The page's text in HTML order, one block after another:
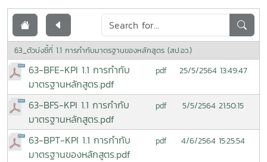
63_ตัวบ่งชี้ที่ 1.1 การกำกับมาตรฐานของหลักสูตร (สป.อว.)
63-BFE-KPI 1.1 การกำกับ
มาตรฐานหลักสูตร.pdf
pdf 25/5/2564 13:49:47
63-BFS-KPI 1.1 การกำกับ
มาตรฐานหลักสูตร.pdf
pdf 5/5/2564 21:50:15
63-BPT-KPI 1.1 การกำกับ
มาตรฐานของหลักสูตร.pdf
pdf 4/6/2564 15:25:54